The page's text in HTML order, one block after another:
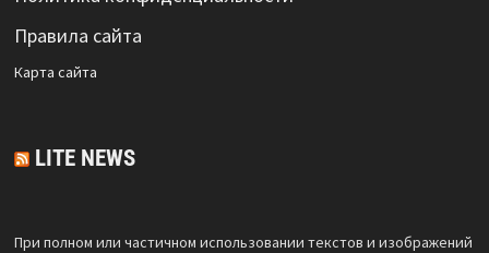
Правила сайта
Карта сайта
LITE NEWS
При полном или частичном использовании текстов и изображений